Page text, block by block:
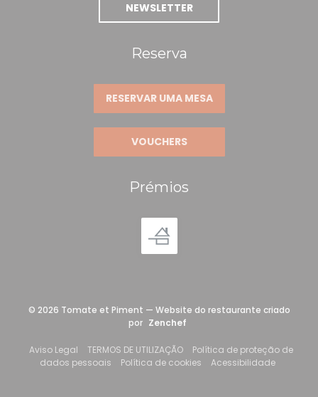
NEWSLETTER
Reserva
RESERVAR UMA MESA
VOUCHERS
Prémios
© 2026 Tomate et Piment — Website do restaurante criado
por Zenchef((abre numa nova janela))
Aviso Legal((abre numa nova janela))
TERMOS DE UTILIZAÇÃO((abre numa nova janela))
Política de proteção de
dados pessoais((abre numa nova janela))
Política de cookies((abre numa nova janela))
Acessibilidade((abre